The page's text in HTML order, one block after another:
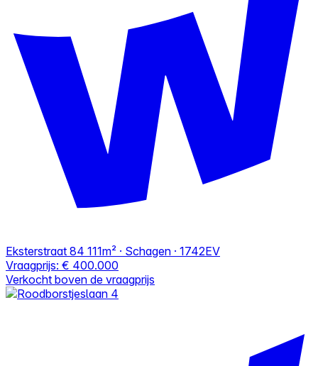
Eksterstraat 84 111m² · Schagen · 1742EV
Vraagprijs: € 400.000
Verkocht boven de vraagprijs